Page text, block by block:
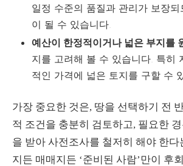
일정 수준의 품질과 관리가 보장
이 될 수 있습니다.
예산이 한정적이거나 넓은 부지를
지를 고려해 볼 수 있습니다. 특히
적인 가격에 넓은 토지를 구할 수
가장 중요한 것은, 땅을 선택하기 전
적 조건을 충분히 검토하고, 필요한
을 받아 사전조사를 철저히 해야 한
지든 매매지든 ‘준비된 사람’만이 후